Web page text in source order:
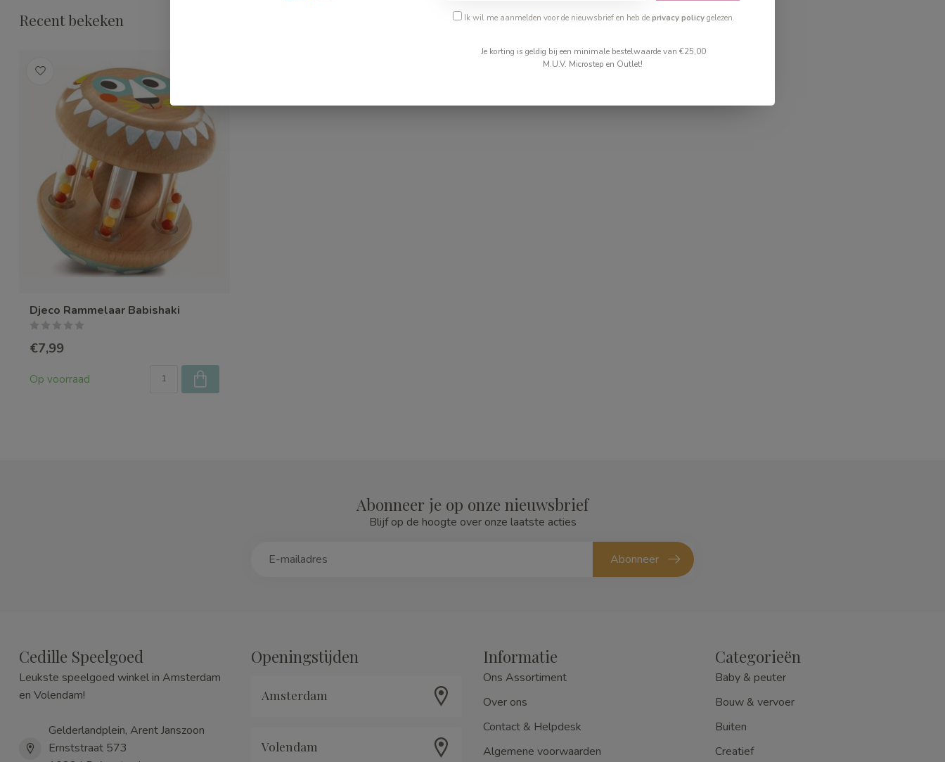
Recent bekeken
Djeco Rammelaar Babishaki
€7,99
Op voorraad
Abonneer je op onze nieuwsbrief
Blijf op de hoogte over onze laatste acties
Abonneer
Cedille Speelgoed
Leukste speelgoed winkel in Amsterdam
en Volendam!
Gelderlandplein, Arent Janszoon
Ernststraat 573
Openingstijden
Amsterdam
Volendam
Informatie
Ons Assortiment
Over ons
Contact & Helpdesk
Algemene voorwaarden
Categorieën
Baby & peuter
Bouw & vervoer
Buiten
Creatief
Ik wil me aanmelden voor de nieuwsbrief en heb deprivacy policygelezen.
Je korting is geldig bij een minimale bestelwaarde van €25,00
M.U.V. Microstep en Outlet!